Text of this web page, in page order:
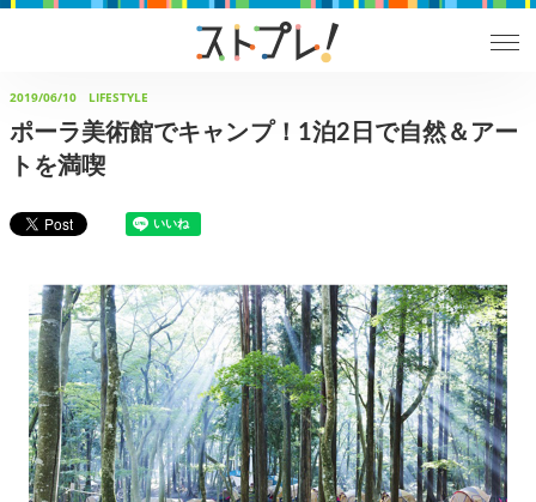
2019/06/10 LIFESTYLE
ポーラ美術館でキャンプ！1泊2日で自然＆アー
トを満喫